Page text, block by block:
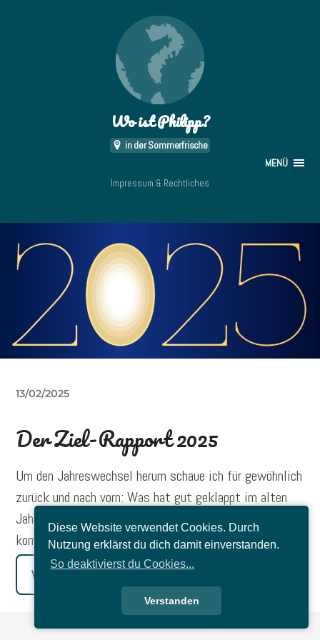
Diese Website verwendet Cookies. Durch
Nutzung erklärst du dich damit einverstanden.
So deaktivierst du Cookies...
Verstanden
Wo ist Philipp?
in der Sommerfrische
MENÜ
Impressum & Rechtliches
13/02/2025
Der Ziel-Rapport 2025
Um den Jahreswechsel herum schaue ich für gewöhnlich
zurück und nach vorn: Was hat gut geklappt im alten
Jahr? Was möchte ich im neuen Jahr erreichen? Hier
kommt mein Ergebnis und der neue Ausblick.
Weiterlesen